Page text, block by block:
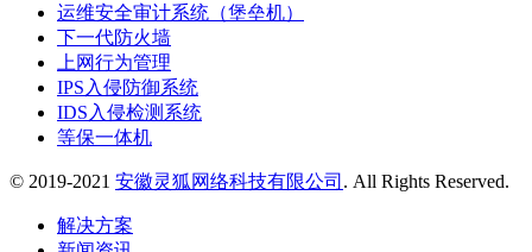
运维安全审计系统（堡垒机）
下一代防火墙
上网行为管理
IPS入侵防御系统
IDS入侵检测系统
等保一体机
© 2019-2021 安徽灵狐网络科技有限公司 . All Rights Reserved.
解决方案